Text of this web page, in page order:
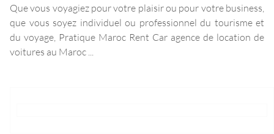
Que vous voyagiez pour votre plaisir ou pour votre business,
que vous soyez individuel ou professionnel du tourisme et
du voyage, Pratique Maroc Rent Car agence de location de
voitures au Maroc ...